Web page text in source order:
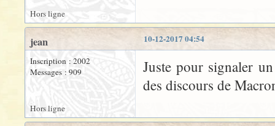
Hors ligne
10-12-2017 04:54
jean
Inscription : 2002
Messages : 909
Juste pour signaler
des discours de
Hors ligne